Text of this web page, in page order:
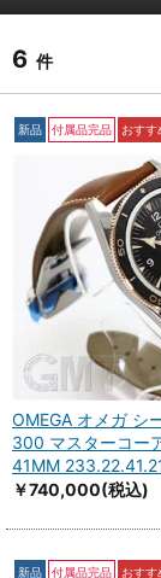
6 件
新品 付属品完品 おすす
OMEGA オメガ シ
300 マスターコー
41MM
￥740,000(税込)
新品 付属品完品 おすす